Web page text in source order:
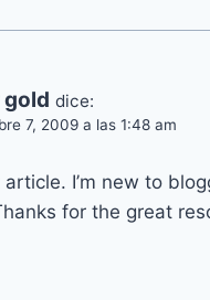
dice:
7, 2009 a las 1:48 am
I’m new to
for the great